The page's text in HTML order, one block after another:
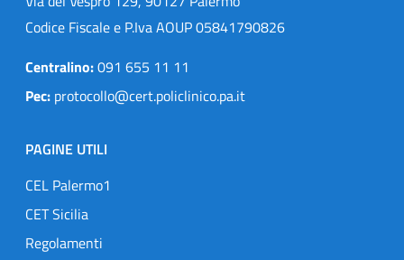
Codice Fiscale e P.Iva AOUP 05841790826
Centralino:091 655 11 11
Pec: protocollo@cert.policlinico.pa.it
PAGINE UTILI
CEL Palermo1
CET Sicilia
Regolamenti